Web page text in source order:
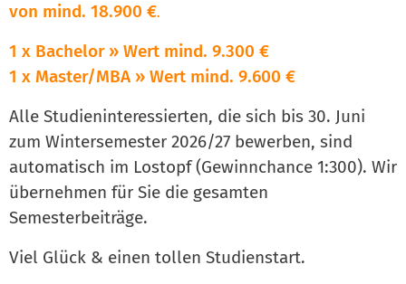
von mind. 18.900 €.
1 x Bachelor » Wert mind. 9.300 €
1 x Master/MBA » Wert mind. 9.600 €
Alle Studieninteressierten, die sich bis 30. Juni
zum Wintersemester 2026/27 bewerben, sind
automatisch im Lostopf (Gewinnchance 1:300). Wir
übernehmen für Sie die gesamten
Semesterbeiträge.
Viel Glück & einen tollen Studienstart.